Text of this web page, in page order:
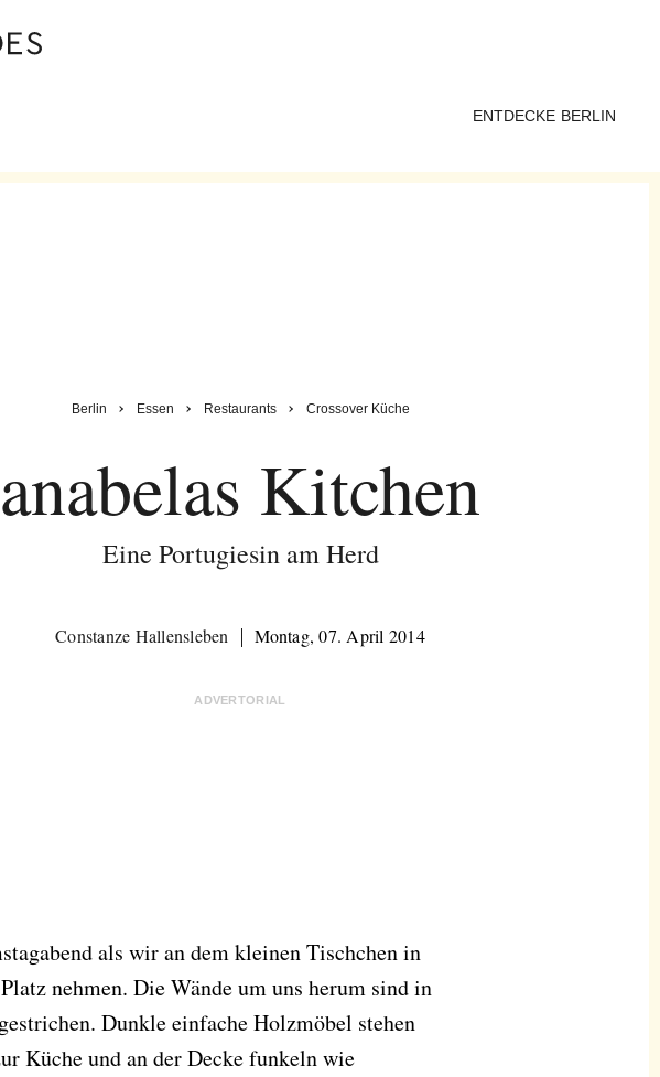
ENTDECKE BERLIN
Berlin Essen Restaurants Crossover Küche
anabelas Kitchen
Eine Portugiesin am Herd
Constanze Hallensleben Montag, 07. April 2014
ADVERTORIAL
als wir an dem kleinen Tischchen in
nehmen. Die Wände um uns herum sind in
Dunkle einfache Holzmöbel stehen
Küche und an der Decke funkeln wie